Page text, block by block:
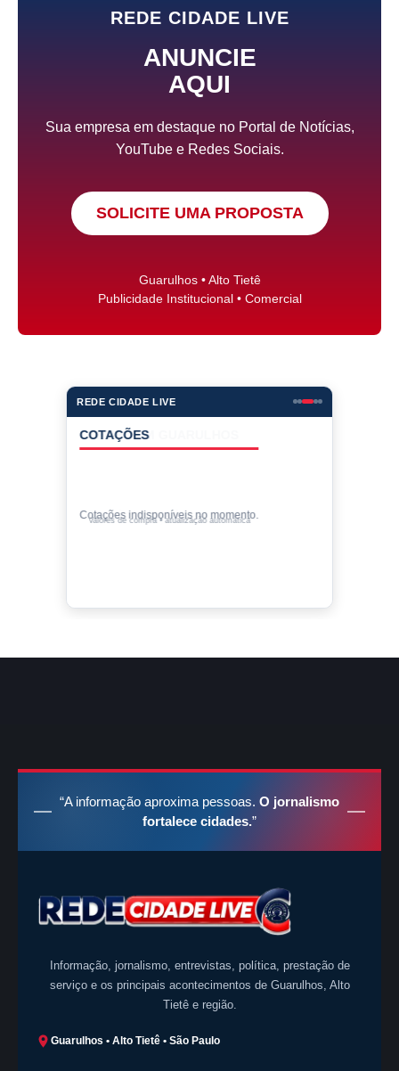
REDE CIDADE LIVE
ANUNCIE
AQUI
Sua empresa em destaque no Portal de Notícias,
YouTube e Redes Sociais.
SOLICITE UMA PROPOSTA
Guarulhos • Alto Tietê
Publicidade Institucional • Comercial
REDE CIDADE LIVE
COTAÇÕES
Cotações indisponíveis no momento.
Valores de compra • atualização automática
“A informação aproxima pessoas. O jornalismo
fortalece cidades.”
Informação, jornalismo, entrevistas, política, prestação de
serviço e os principais acontecimentos de Guarulhos, Alto
Tietê e região.
Guarulhos • Alto Tietê • São Paulo